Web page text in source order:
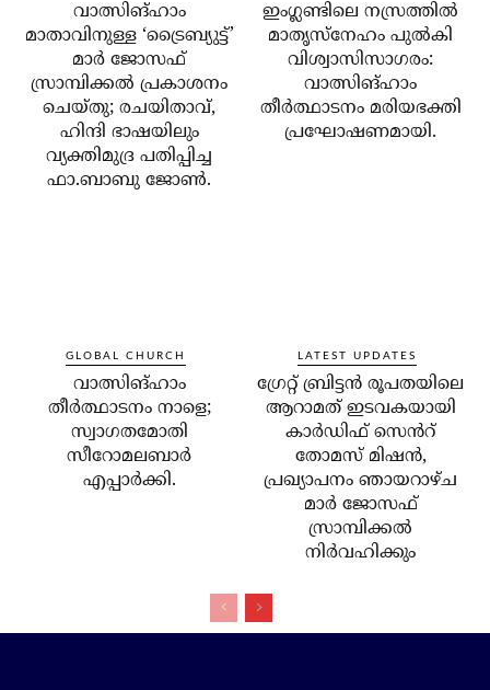
വാത്സിങ്ഹാം
മാതാവിനുള്ള ‘ട്രൈബ്യുട്ട്’
മാർ ജോസഫ്
സ്രാമ്പിക്കൽ പ്രകാശനം
ചെയ്തു; രചയിതാവ്,
ഹിന്ദി ഭാഷയിലും
വ്യക്തിമുദ്ര പതിപ്പിച്ച
ഫാ.ബാബു ജോൺ.
ഇംഗ്ലണ്ടിലെ നസ്രത്തിൽ
മാതൃസ്നേഹം പുൽകി
വിശ്വാസിസാഗരം:
വാത്സിങ്ഹാം
തീർത്ഥാടനം മരിയഭക്തി
പ്രഘോഷണമായി.
GLOBAL CHURCH
വാത്സിങ്ഹാം
തീർത്ഥാടനം നാളെ;
സ്വാഗതമോതി
സീറോമലബാർ
എപ്പാർക്കി.
LATEST UPDATES
ഗ്രേറ്റ് ബ്രിട്ടൻ രൂപതയിലെ
ആറാമത് ഇടവകയായി
കാർഡിഫ് സെൻറ്
തോമസ് മിഷൻ,
പ്രഖ്യാപനം ഞായറാഴ്ച
മാർ ജോസഫ്
സ്രാമ്പിക്കൽ
നിർവഹിക്കും